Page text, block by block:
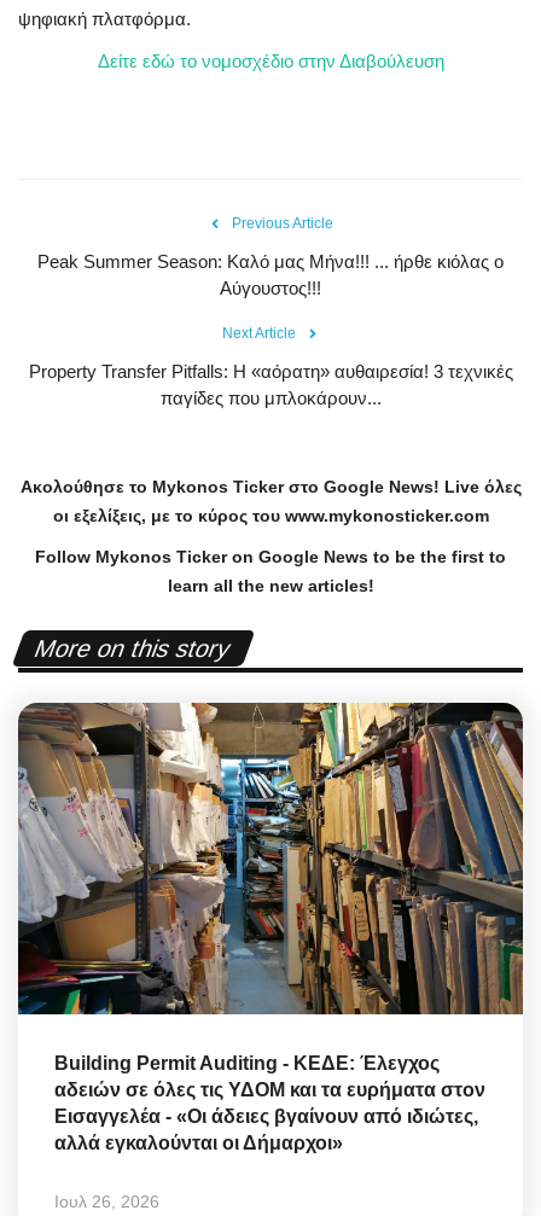
ψηφιακή πλατφόρμα.
Δείτε εδώ το νομοσχέδιο στην Διαβούλευση
Previous Article
Peak Summer Season: Kαλό μας Μήνα!!! ... ήρθε κιόλας ο
Αύγουστος!!!
Next Article
Property Transfer Pitfalls: Η «αόρατη» αυθαιρεσία! 3 τεχνικές
παγίδες που μπλοκάρουν...
Ακολούθησε το Mykonos Tickerστο Google News! Liveόλες
οι εξελίξεις, με το κύρος του www.mykonosticker.com
Follow Mykonos Ticker on Google News to be the first to
learn all the new articles!
More on this story
Building Permit Auditing - ΚΕΔΕ: Έλεγχος
αδειών σε όλες τις ΥΔΟΜ και τα ευρήματα στον
Εισαγγελέα - «Οι άδειες βγαίνουν από ιδιώτες,
αλλά εγκαλούνται οι Δήμαρχοι»
Ιουλ 26, 2026